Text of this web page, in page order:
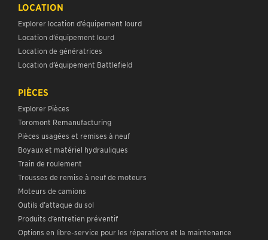
LOCATION
Explorer location d’équipement lourd
Location d’équipement lourd
Location de génératrices
Location d’équipement Battlefield
PIÈCES
Explorer Pièces
Toromont Remanufacturing
Pièces usagées et remises à neuf
Boyaux et matériel hydrauliques
Train de roulement
Trousses de remise à neuf de moteurs
Moteurs de camions
Outils d’attaque du sol
Produits d’entretien préventif
Options en libre-service pour les réparations et la maintenance